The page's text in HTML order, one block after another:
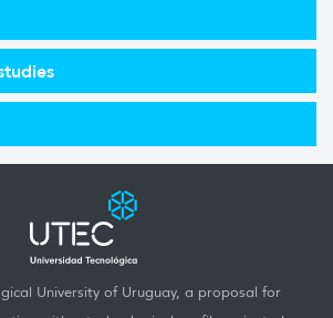
University of Uruguay, a proposal for